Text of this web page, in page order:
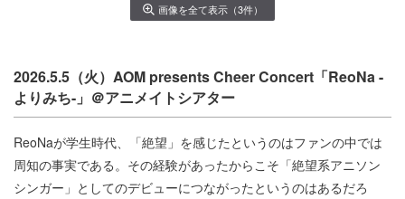
画像を全て表示（3件）
2026.5.5（火）AOM presents Cheer Concert「ReoNa -
よりみち-」＠アニメイトシアター
ReoNaが学生時代、「絶望」を感じたというのはファンの中では
周知の事実である。その経験があったからこそ「絶望系アニソン
シンガー」としてのデビューにつながったというのはあるだろ